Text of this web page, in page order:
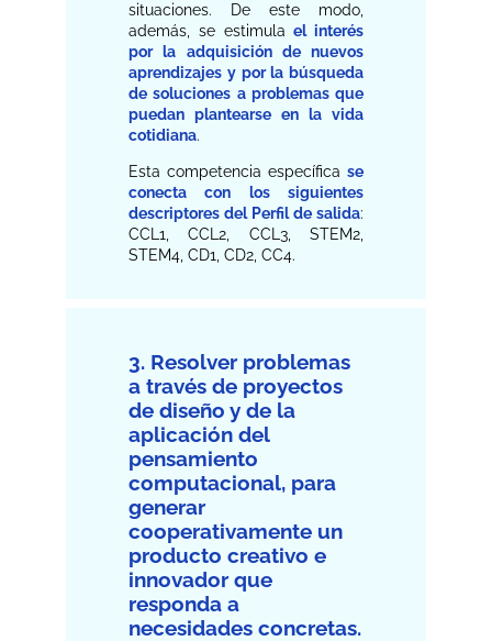
situaciones. De este modo,
además, se estimulael interés
por la adquisición de nuevos
aprendizajes y por la búsqueda
de soluciones a problemas que
puedan plantearse en la vida
cotidiana.
Esta competencia específica se
conecta con los siguientes
descriptores del Perfil de salida:
CCL1, CCL2, CCL3, STEM2,
STEM4, CD1, CD2, CC4.
3. Resolver problemas
a través de proyectos
de diseño y de la
aplicación del
pensamiento
computacional, para
generar
cooperativamente un
producto creativo e
innovador que
responda a
necesidades concretas.